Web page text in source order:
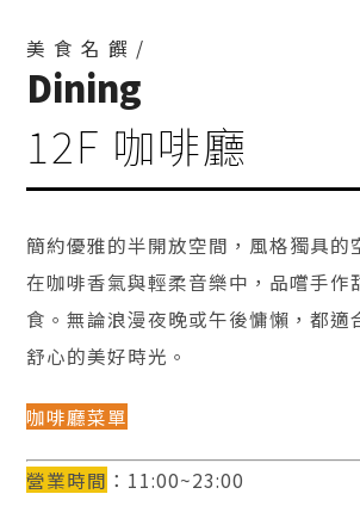
美食名饌/
Dining
12F 咖啡廳
簡約優雅的半開放空間，風格獨具的
在咖啡香氣與輕柔音樂中，品嚐手作
食。無論浪漫夜晚或午後慵懶，都適
舒心的美好時光。
咖啡廳菜單
營業時間 ：11:00~23:00